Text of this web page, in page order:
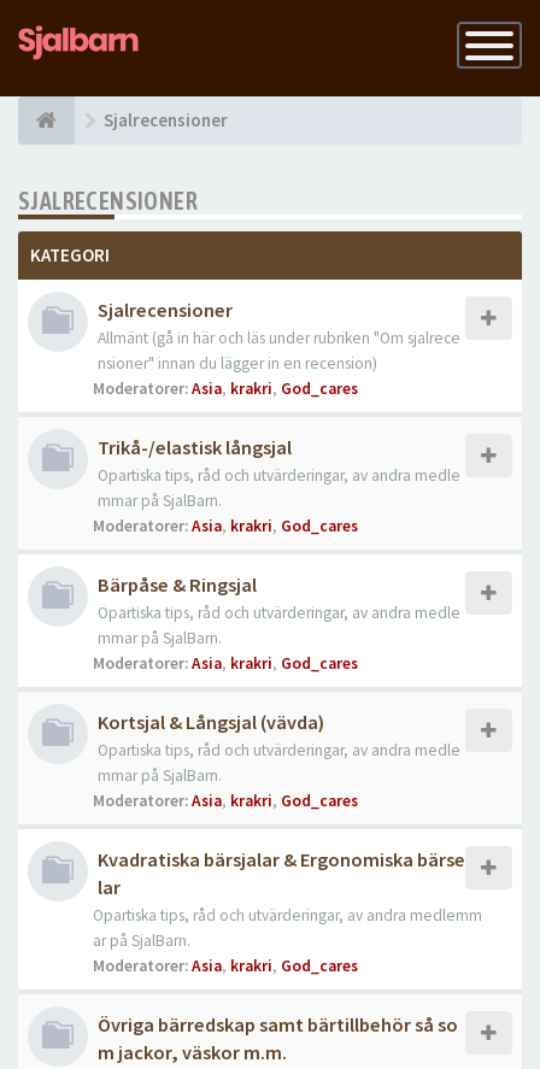
Slå
på
Sjalrecensioner
SJALRECENSIONER
KATEGORI
Sjalrecensioner
Allmänt (gå in här och läs under rubriken "Om sjalrece
nsioner" innan du lägger in en recension)
Moderatorer:Asia, krakri, God_cares
Trikå-/elastisk långsjal
Opartiska tips, råd och utvärderingar, av andra medle
mmar på SjalBarn.
Moderatorer:Asia, krakri, God_cares
Bärpåse & Ringsjal
Opartiska tips, råd och utvärderingar, av andra medle
mmar på SjalBarn.
Moderatorer:Asia, krakri, God_cares
Kortsjal & Långsjal (vävda)
Opartiska tips, råd och utvärderingar, av andra medle
mmar på SjalBarn.
Moderatorer:Asia, krakri, God_cares
Kvadratiska bärsjalar & Ergonomiska bärse
lar
Opartiska tips, råd och utvärderingar, av andra medlemm
ar på SjalBarn.
Moderatorer:Asia, krakri, God_cares
Övriga bärredskap samt bärtillbehör så so
m jackor, väskor m.m.